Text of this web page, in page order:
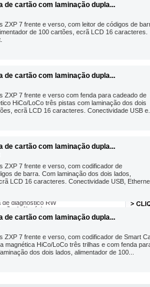
P430i
P120i
Dicas
de diagnóstico EPL
de diagnóstico ZPL
de diagnóstico RW
de Negócios
do código de barras
associadas com código de barras
de cartão com laminação dupla...
ZXP 7 frente e verso, com leitor de códigos de
de 100 cartões, ecrã LCD 16 caracteres.
de cartão com laminação dupla...
ZXP 7 frente e verso com fenda para cadeado de
HiCo/LoCo três pistas com laminação dos dois
ecrã LCD 16 caracteres. Conectividade USB e...
de cartão com laminação dupla...
ZXP 7 frente e verso, com codificador de
de barra. Com laminação dos dois lados,
LCD 16 caracteres. Conectividade USB,
de cartão com laminação dupla...
ZXP 7 frente e verso, com codificador de Smart
magnética HiCo/LoCo três trilhas e com fenda
dos dois lados, alimentador de 100...